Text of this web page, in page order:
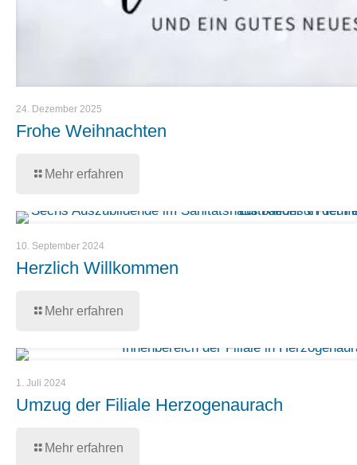
24. Dezember 2025
Frohe Weihnachten
Mehr erfahren
10. September 2024
Herzlich Willkommen
Mehr erfahren
1. Juli 2024
Umzug der Filiale Herzogenaurach
Mehr erfahren